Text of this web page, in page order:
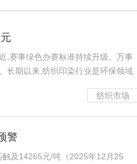
纺织市场
,赛事绿色办赛标准持续升级。万事
长期以来,纺织印染行业是环保领域
警
及14265元/吨（2025年12月25